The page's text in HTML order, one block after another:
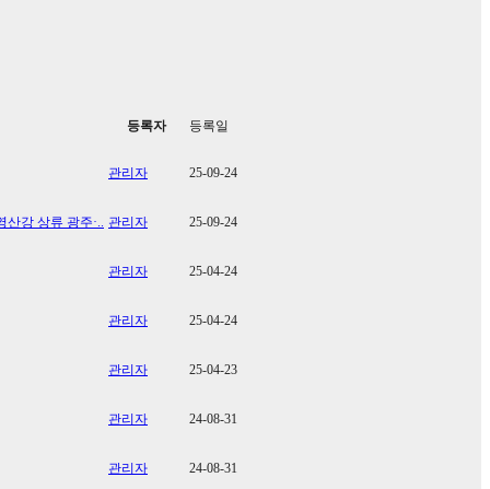
등록자 등록일
관리자 25-09-24
강 상류 광주·.. 관리자 25-09-24
관리자 25-04-24
관리자 25-04-24
관리자 25-04-23
관리자 24-08-31
관리자 24-08-31